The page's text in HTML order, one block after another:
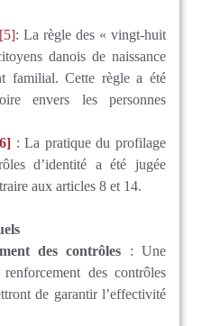
[5]: La règle des « vingt-huit
danois de naissance
familial. Cette règle a été
envers les personnes
: La pratique du profilage
d’identité a été jugée
aux articles 8 et 14.
des contrôles : Une
des contrôles
de garantir l’effectivité